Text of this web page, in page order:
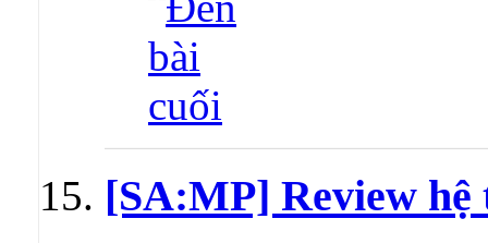
[SA:MP] Review hệ